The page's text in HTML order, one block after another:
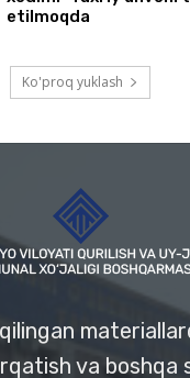
etilmoqda
Ko'proq yuklash
va boshqa